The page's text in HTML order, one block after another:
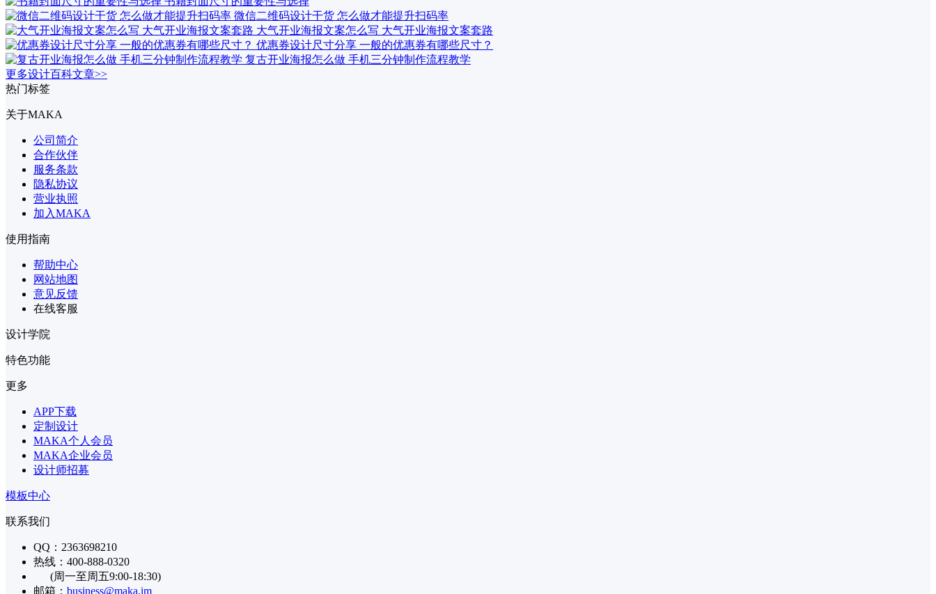
微信二维码设计干货 怎么做才能提升扫码率
大气开业海报文案怎么写 大气开业海报文案套路
优惠券设计尺寸分享 一般的优惠券有哪些尺寸？
复古开业海报怎么做 手机三分钟制作流程教学
更多设计百科文章>>
热门标签
关于MAKA
公司简介
合作伙伴
服务条款
隐私协议
营业执照
加入MAKA
使用指南
帮助中心
网站地图
意见反馈
在线客服
设计学院
特色功能
更多
APP下载
定制设计
MAKA个人会员
MAKA企业会员
设计师招募
模板中心
联系我们
QQ：2363698210
热线：400-888-0320
(周一至周五9:00-18:30)
邮箱： business@maka.im